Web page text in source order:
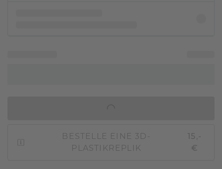
BESTELLE EINE 3D-
PLASTIKREPLIK
15,-
€